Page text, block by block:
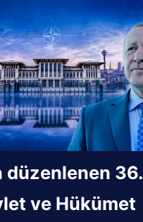
düzenlenen 36.
ve Hükümet